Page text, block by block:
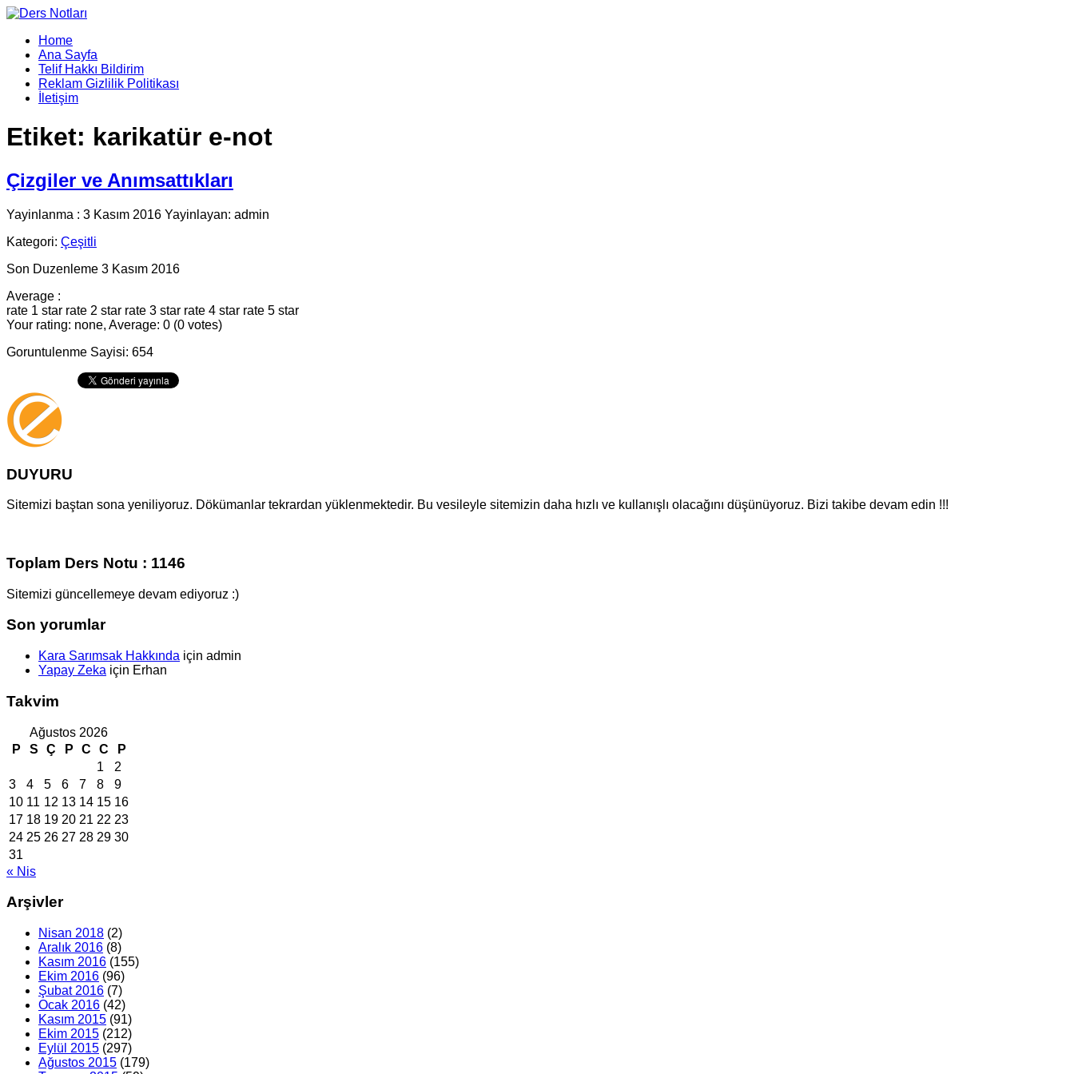
Home
Ana Sayfa
Telif Hakkı Bildirim
Reklam Gizlilik Politikası
İletişim
Etiket: karikatür e-not
Çizgiler ve Anımsattıkları
Yayinlanma : 3 Kasım 2016 Yayinlayan: admin
Kategori: Çeşitli
Son Duzenleme 3 Kasım 2016
Average :
rate 1 star rate 2 star rate 3 star rate 4 star rate 5 star
Your rating: none, Average: 0 (0 votes)
Goruntulenme Sayisi: 654
DUYURU
Sitemizi baştan sona yeniliyoruz. Dökümanlar tekrardan yüklenmektedir. Bu vesileyle sitemizin daha hızlı ve kullanışlı olacağını düşünüyoruz. Bizi takibe devam edin !!!
Toplam Ders Notu : 1146
Sitemizi güncellemeye devam ediyoruz :)
Son yorumlar
Kara Sarımsak Hakkında için admin
Yapay Zeka için Erhan
Takvim
Ağustos 2026
P
S Ç P C C
P
1
2
3
4 5 6 7 8
9
10 11 12 13 14 15 16
17 18 19 20 21 22 23
24 25 26 27 28 29 30
31
« Nis
Arşivler
Nisan 2018 (2)
Aralık 2016 (8)
Kasım 2016 (155)
Ekim 2016 (96)
Şubat 2016 (7)
Ocak 2016 (42)
Kasım 2015 (91)
Ekim 2015 (212)
Eylül 2015 (297)
Ağustos 2015 (179)